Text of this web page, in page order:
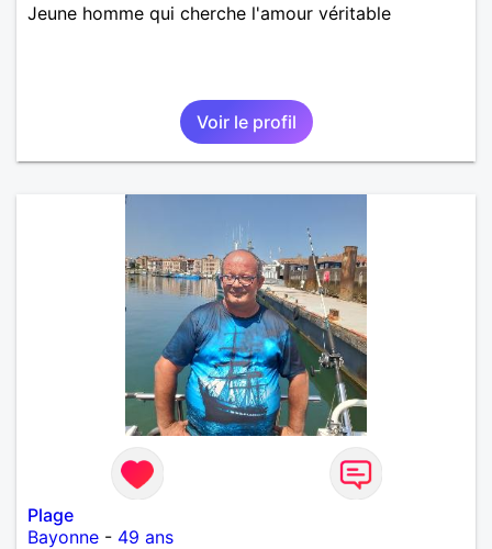
Jeune homme qui cherche l'amour véritable
Voir le profil
Plage
Bayonne - 49 ans